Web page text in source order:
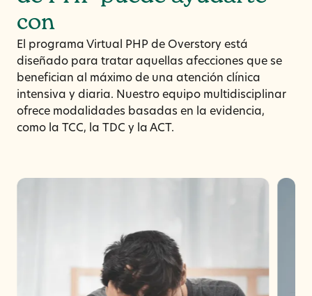
con
El programa Virtual PHP de Overstory está
diseñado para tratar aquellas afecciones que se
benefician al máximo de una atención clínica
intensiva y diaria. Nuestro equipo multidisciplinar
ofrece modalidades basadas en la evidencia,
como la TCC, la TDC y la ACT.